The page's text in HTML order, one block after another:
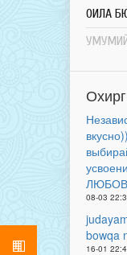
ОИЛА
08-03
bowqa
16-01